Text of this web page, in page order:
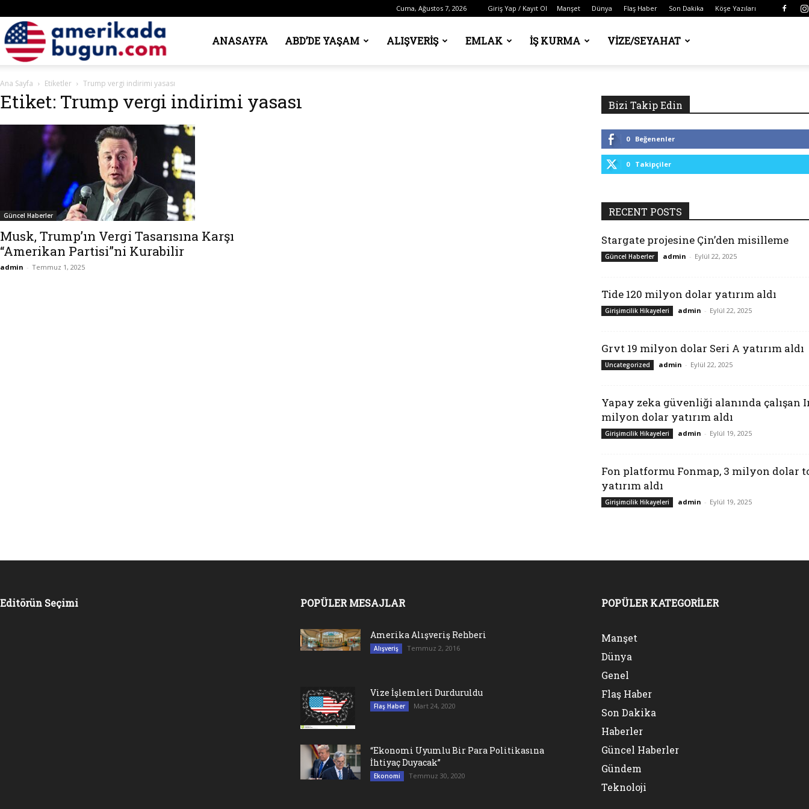
Cuma, Ağustos 7, 2026 Giriş Yap / Kayıt Ol Manşet Dünya Flaş Haber Son Dakika Köşe Yazıları
Amerika’daANASAYFA ABD’DE YAŞAM ALIŞVERIŞ EMLAK İŞ KURMA VIZE/SEYAHAT
Ana Sayfa Etiketler Trump vergi indirimi yasası
Etiket: Trump vergi indirimi yasası
Güncel Haberler
Musk, Trump’ın Vergi Tasarısına Karşı
“Amerikan Partisi”ni Kurabilir
admin - Temmuz 1, 2025
Bizi Takip Edin
0 Beğenenler
0 Takipçiler
RECENT POSTS
Stargate projesine Çin’den misilleme
Güncel Haberler admin - Eylül 22, 2025
Tide 120 milyon dolar yatırım aldı
Girişimcilik Hikayeleri admin - Eylül 22, 2025
Grvt 19 milyon dolar Seri A yatırım aldı
Uncategorized admin - Eylül 22, 2025
Yapay zeka güvenliği alanında çalışan
milyon dolar yatırım aldı
Girişimcilik Hikayeleri admin - Eylül 19, 2025
Fon platformu Fonmap, 3 milyon dolar
yatırım aldı
Girişimcilik Hikayeleri admin - Eylül 19, 2025
Editörün Seçimi POPÜLER MESAJLAR
Amerika Alışveriş Rehberi
Alışveriş Temmuz 2, 2016
Vize İşlemleri Durduruldu
Flaş Haber Mart 24, 2020
“Ekonomi Uyumlu Bir Para Politikasına
İhtiyaç Duyacak”
Ekonomi Temmuz 30, 2020
POPÜLER KATEGORİLER
Manşet
Dünya
Genel
Flaş Haber
Son Dakika
Haberler
Güncel Haberler
Gündem
Teknoloji